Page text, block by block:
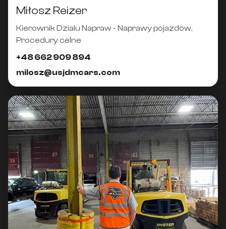
Miłosz Reizer
Kierownik Dzialu Napraw - Naprawy pojazdow,
Procedury celne
+48 662 909 894
milosz@usjdmcars.com